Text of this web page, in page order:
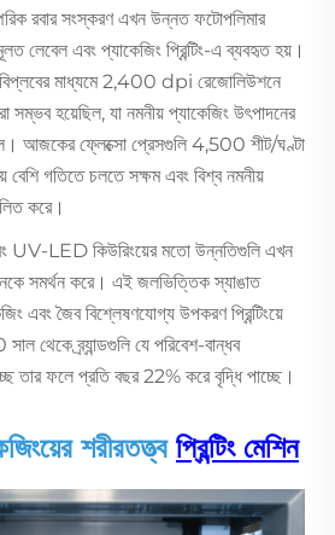
রবার সংস্করণ এখন উন্নত ফটোপলিমার
লেবেল এবং প্যাকেজিং প্রিন্টিং-এ ব্যবহৃত হয়।
মাধ্যমে 2,400 dpi রেজোলিউশনে
সম্ভব হয়েছিল, যা নমনীয় প্যাকেজিং উৎপাদনের
আজকের ফ্লেক্সো প্রেসগুলি 4,500 শীট/ঘণ্টা
গতিতে চলতে সক্ষম এবং বিশ্ব নমনীয়
করে।
UV-LED কিউরিংয়ের মতো উন্নতিগুলি এখন
সমর্থন করে। এই জলভিত্তিক স্যাঙাত
এবং জৈব বিশ্লেষণযোগ্য উপকরণ প্রিন্টিংয়ে
থেকে ব্র্যান্ডগুলি যে পরিবেশ-বান্ধব
তার ফলে প্রতি বছর 22% করে বৃদ্ধি পাচ্ছে।
শরীরতত্ত্ব প্রিন্টিং মেশিন